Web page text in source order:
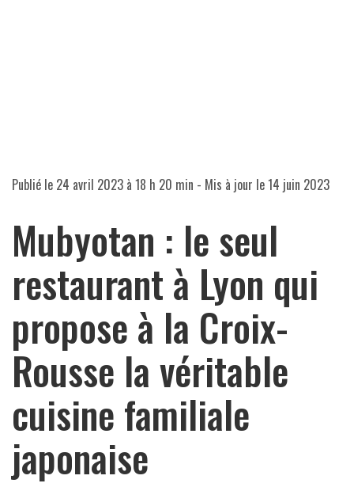
Publié le 24 avril 2023 à 18 h 20 min - Mis à jour le14 juin 2023
Mubyotan : le seul
restaurant à Lyon qui
propose à la Croix-
Rousse la véritable
cuisine familiale
japonaise